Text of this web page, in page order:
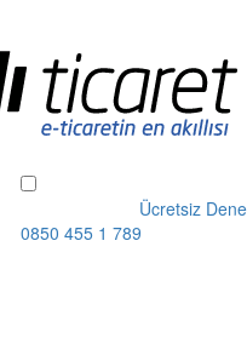
Ücretsiz Dene
0850 455 1 789